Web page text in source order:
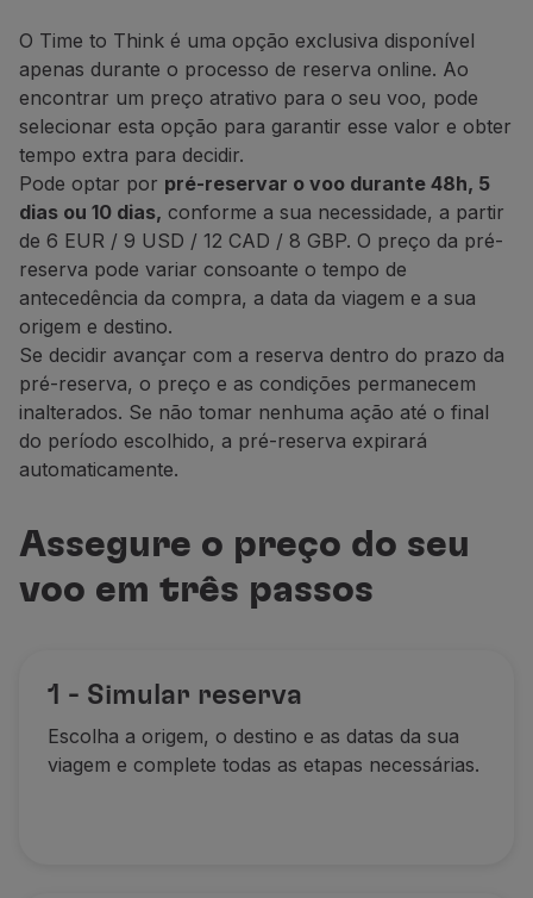
Check-in
Informações de Check-in
TAP Miles&Go
Programa TAP Miles&Go
Conhecer o Programa
Acumular milhas
Utilizar milhas
Parceiros
Club TAP Miles&Go
Promoções e Ofertas
Central de ajuda
Perguntas frequentes
Pedidos e reclamações
Contactos
Informações úteis
Reembolsos
Voo atrasado / cancelado
O Time to Think é uma opção exclusiva disponível
apenas durante o processo de reserva online. Ao
encontrar um preço atrativo para o seu voo, pode
selecionar esta opção para garantir esse valor e obter
tempo extra para decidir.
Pode optar por pré-reservar o voo durante 48h, 5
dias ou 10 dias, conforme a sua necessidade, a partir
de 6 EUR / 9 USD / 12 CAD / 8 GBP. O preço da pré-
reserva pode variar consoante o tempo de
antecedência da compra, a data da viagem e a sua
origem e destino.
Se decidir avançar com a reserva dentro do prazo da
pré-reserva, o preço e as condições permanecem
inalterados. Se não tomar nenhuma ação até o final
do período escolhido, a pré-reserva expirará
automaticamente.
Assegure o preço do seu
voo em três passos
1 - Simular reserva
Escolha a origem, o destino e as datas da sua
viagem e complete todas as etapas necessárias.